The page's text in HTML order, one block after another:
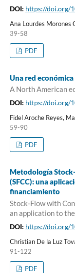
DOI: https://doi.org/
Ana Lourdes Morones
39-58
PDF
Una red
A North American
DOI: https://doi.org/
Fidel Aroche Reyes,
59-90
PDF
Metodología
(SFCC): una
financiamiento
Stock-Flow with
an application to
DOI: https://doi.org/
Christian De la Luz
91-122
PDF